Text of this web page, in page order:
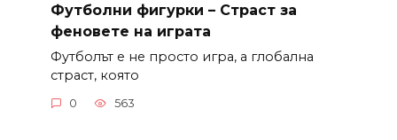
Футболни фигурки – Страст за
феновете на играта
Футболът е не просто игра, а глобална
страст, която
0 563